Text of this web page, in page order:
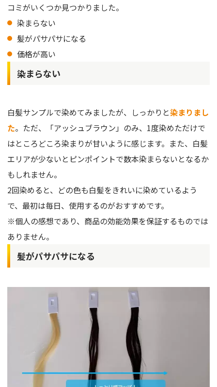
コミがいくつか見つかりました。
染まらない
髪がパサパサになる
価格が高い
染まらない
白髪サンプルで染めてみましたが、しっかりと染まりまし
た。ただ、「アッシュブラウン」のみ、1度染めただけで
はところどころ染まりが甘いように感じます。また、白髪
エリアが少ないとピンポイントで数本染まらないとなるか
もしれません。
2回染めると、どの色も白髪をきれいに染めているよう
で、最初は毎日、使用するのがおすすめです。
※個人の感想であり、商品の効能効果を保証するものでは
ありません。
髪がパサパサになる